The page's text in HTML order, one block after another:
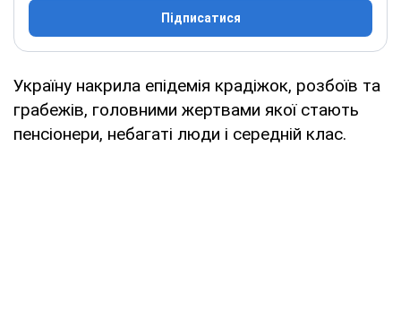
Підписатися
Україну накрила епідемія крадіжок, розбоїв та
грабежів, головними жертвами якої стають
пенсіонери, небагаті люди і середній клас.